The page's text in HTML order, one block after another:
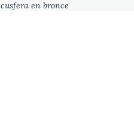
cusfera en bronce